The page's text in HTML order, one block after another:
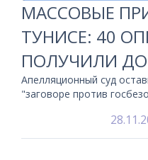
МАССОВЫЕ
ТУНИСЕ: 40
ПОЛУЧИЛИ
Апелляционный суд
"заговоре против